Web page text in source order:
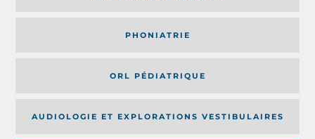
PHONIATRIE
ORL PÉDIATRIQUE
AUDIOLOGIE ET EXPLORATIONS VESTIBULAIRES